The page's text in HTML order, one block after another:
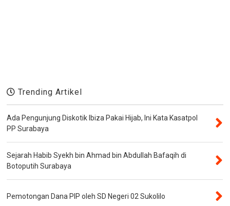
Trending Artikel
Ada Pengunjung Diskotik Ibiza Pakai Hijab, Ini Kata Kasatpol
PP Surabaya
Sejarah Habib Syekh bin Ahmad bin Abdullah Bafaqih di
Botoputih Surabaya
Pemotongan Dana PIP oleh SD Negeri 02 Sukolilo